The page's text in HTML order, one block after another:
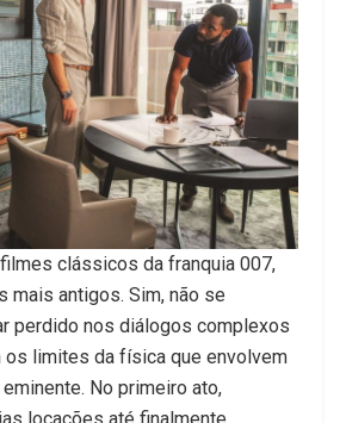
clássicos da franquia 007,
mais antigos. Sim, não se
perdido nos diálogos complexos
os limites da física que envolvem
No primeiro ato,